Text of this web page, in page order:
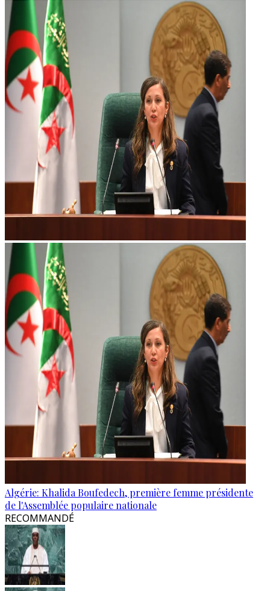
Algérie: Khalida Boufedech, première femme présidente
de l'Assemblée populaire nationale
RECOMMANDÉ